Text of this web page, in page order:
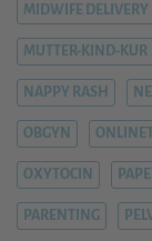
MIDWIFE DELIVERY
MUTTER-KIND-KUR
NAPPY RASH
OBGYN
OXYTOCIN
PARENTING